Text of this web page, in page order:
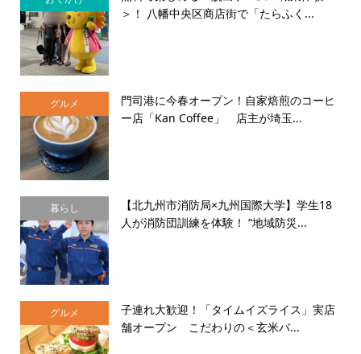
＞！ 八幡中央区商店街で「たらふく...
グルメ
門司港に今春オープン！自家焙煎のコーヒ
ー店「Kan Coffee」 店主が埼玉...
暮らし
【北九州市消防局×九州国際大学】学生18
人が消防団訓練を体験！ “地域防災...
グルメ
子連れ大歓迎！「タイムイズライス」実店
舗オープン こだわりの＜玄米バ...